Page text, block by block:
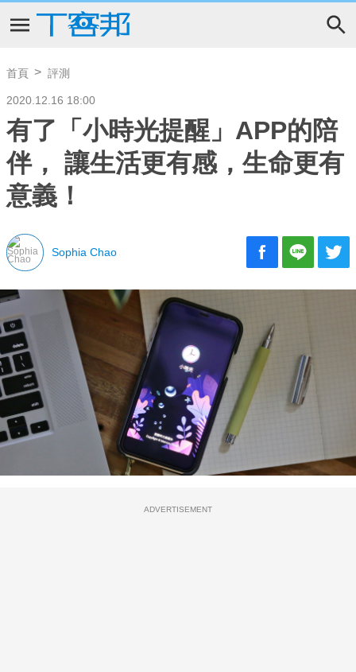
首頁 評測
2020.12.16 18:00
有了「小時光提醒」APP的陪
伴， 讓生活更有感，生命更有
意義！
Sophia Chao
ADVERTISEMENT